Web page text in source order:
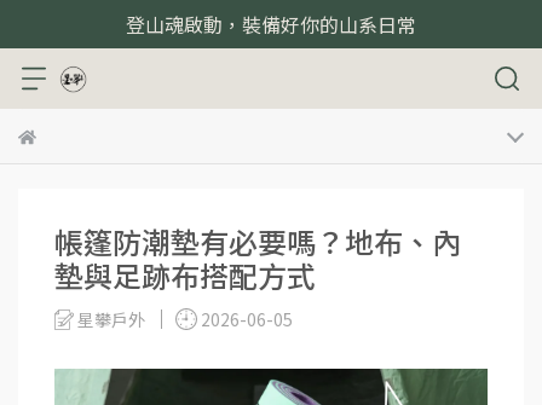
登山魂啟動，裝備好你的山系日常
帳篷防潮墊有必要嗎？地布、內
墊與足跡布搭配方式
星攀戶外 2026-06-05